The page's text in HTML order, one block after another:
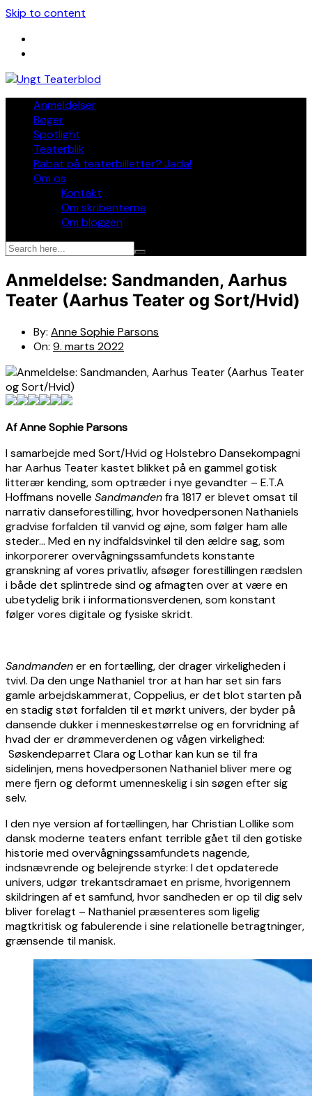
Skip to content
Anmeldelser
Bøger
Spotlight
Teaterblik
Rabat på teaterbilletter? Jada!
Om os
Kontakt
Om skribenterne
Om bloggen
Anmeldelse: Sandmanden, Aarhus
Teater (Aarhus Teater og Sort/Hvid)
By: Anne Sophie Parsons
On: 9. marts 2022
Af Anne Sophie Parsons
I samarbejde med Sort/Hvid og Holstebro Dansekompagni
har Aarhus Teater kastet blikket på en gammel gotisk
litterær kending, som optræder i nye gevandter – E.T.A
Hoffmans novelle Sandmandenfra 1817 er blevet omsat til
narrativ danseforestilling, hvor hovedpersonen Nathaniels
gradvise forfalden til vanvid og øjne, som følger ham alle
steder… Med en ny indfaldsvinkel til den ældre sag, som
inkorporerer overvågningssamfundets konstante
granskning af vores privatliv, afsøger forestillingen rædslen
i både det splintrede sind og afmagten over at være en
ubetydelig brik i informationsverdenen, som konstant
følger vores digitale og fysiske skridt.
Sandmandener en fortælling, der drager virkeligheden i
tvivl. Da den unge Nathaniel tror at han har set sin fars
gamle arbejdskammerat, Coppelius, er det blot starten på
en stadig støt forfalden til et mørkt univers, der byder på
dansende dukker i menneskestørrelse og en forvridning af
hvad der er drømmeverdenen og vågen virkelighed:
Søskendeparret Clara og Lothar kan kun se til fra
sidelinjen, mens hovedpersonen Nathaniel bliver mere og
mere fjern og deformt umenneskelig i sin søgen efter sig
selv.
I den nye version af fortællingen, har Christian Lollike som
dansk moderne teaters enfant terrible gået til den gotiske
historie med overvågningssamfundets nagende,
indsnævrende og belejrende styrke: I det opdaterede
univers, udgør trekantsdramaet en prisme, hvorigennem
skildringen af et samfund, hvor sandheden er op til dig selv
bliver forelagt – Nathaniel præsenteres som ligelig
magtkritisk og fabulerende i sine relationelle betragtninger,
grænsende til manisk.